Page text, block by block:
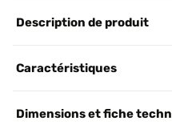
Description de produit
Caractéristiques
Dimensions et fiche